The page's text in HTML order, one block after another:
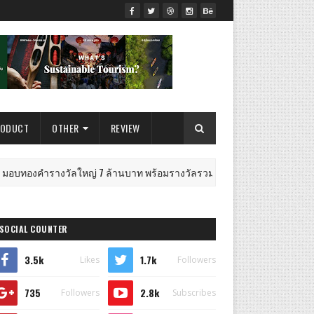
OTHER REVIEW
างวัลใหญ่ 7 ล้านบาท พร้อมรางวัลรวมกว่า 12 ล้านบาทให้ผู้โชคดีกิจกร
COUNTER
3.5k Likes 1.7k Followers
735 Followers 2.8k Subscribes